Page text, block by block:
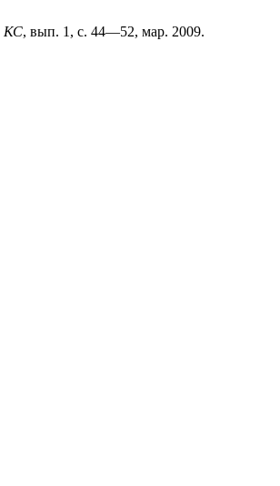
КС, вып. 1, с. 44—52, мар. 2009.